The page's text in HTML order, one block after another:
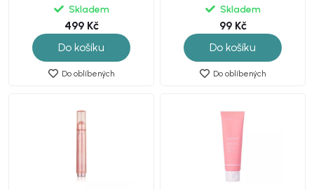
Skladem
499 Kč
Do košíku
Do oblíbených
Skladem
99 Kč
Do košíku
Do oblíbených